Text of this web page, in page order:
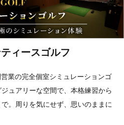
ィースゴルフ
業の完全個室シミュレーションゴ
ュアリーな空間で、本格練習から
。周りを気にせず、思いのままに